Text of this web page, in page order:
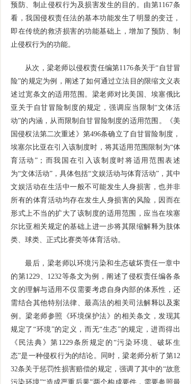
预防、制止侵权行为及损害发生的目的。由第1167条
看，我国侵权责任法的基本功能发生了明显的变迁，
即在传统的救济损害的功能基础上，增加了预防、制
止侵权行为的功能。
从次，梁老师以侵权责任编第1176条关于“自甘冒
险”的规定为例，阐述了如何通过立法目的限缩文义表
述过宽条文的适用范围。梁老师对比美国、埃塞俄比
亚关于自甘冒险制度的规定，强调应当限制“文体活
动”的内涵，从而限制自甘冒险制度的适用范围。《美
国侵权法第二次重述》第496条确立了自甘冒险制度，
埃塞尔比亚在引入该制度时，将其适用范围限制为“体
育活动”；而我国在引入该制度时将适用范围表述
为“文体活动”，具体包括“文娱活动与体育活动”，其中
文娱活动在生活中一般不可能发生人身损害，也并非
所有的体育活动均存在发生人身损害的风险，因而在
形式上不当的扩大了该制度的适用范围，应当在埃塞
尔比亚相关规定的基础上进一步将其限缩解释为肢体
类、球类、正式比赛类等体育活动。
最后，梁老师以环境污染和生态破坏责任一章中
的第1229、1232等条文为例，阐述了侵权责任编各条
文的理解与适用不仅需要考虑自身内部的体系性，还
需结合其他特别法律、最高法的相关司法解释以及案
例。梁老师参照《环境保护法》的相关条文，发现其
规定了“环境”的定义，而无“生态”的规定，进而得出
《民法典》第1229条所规定的“污染环境、破坏生
态”是一种侵权行为的结论。同时，梁老师分析了第12
32条关于惩罚性损害赔偿的规定，强调了其中的“故意
污染环境”“造成严重后果”两个构成要件，需要参照最